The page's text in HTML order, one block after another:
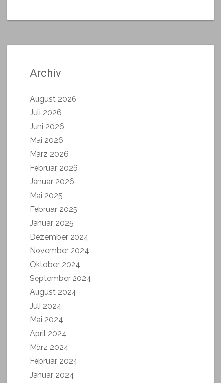
Archiv
August 2026
Juli 2026
Juni 2026
Mai 2026
März 2026
Februar 2026
Januar 2026
Mai 2025
Februar 2025
Januar 2025
Dezember 2024
November 2024
Oktober 2024
September 2024
August 2024
Juli 2024
Mai 2024
April 2024
März 2024
Februar 2024
Januar 2024